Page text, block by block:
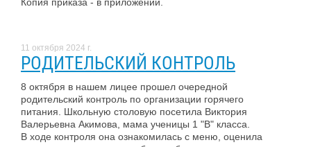
11 октября 2024 г.
РОДИТЕЛЬСКИЙ КОНТРОЛЬ
8 октября в нашем лицее прошел очередной
родительский контроль по организации горячего
питания. Школьную столовую посетила Виктория
Валерьевна Акимова, мама ученицы 1 "В" класса.
В ходе контроля она ознакомилась с меню, оценила